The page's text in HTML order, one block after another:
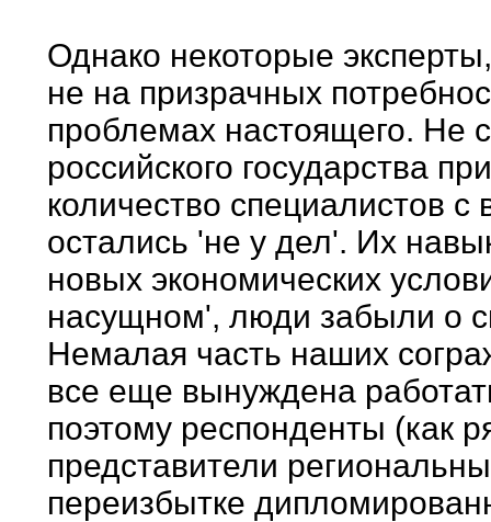
Однако некоторые
не на призрачных
проблемах настоящего. Не
российского государства
количество специалистов
остались 'не у дел'. Их
новых экономических
насущном', люди забыли о
Немалая часть наших
все еще вынуждена
поэтому респонденты (как
представители
переизбытке